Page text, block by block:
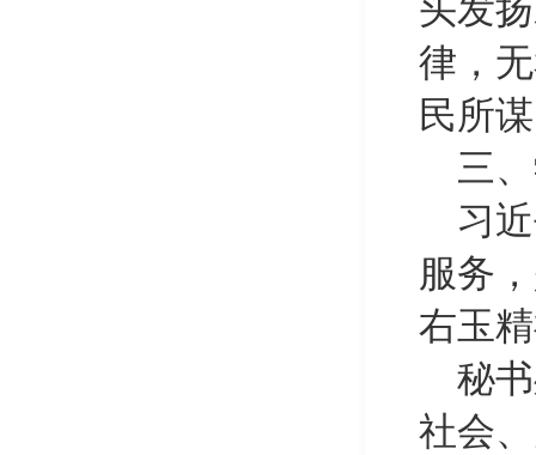
头发
律，
民所
三
习
服务
右玉
秘
社会